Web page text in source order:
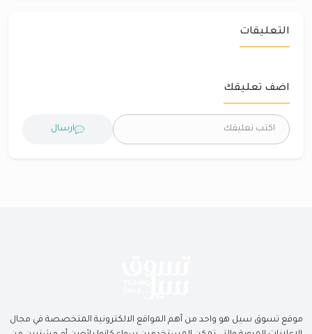
التعليقات
اضف تعليقك
ارسال
موقع تسوق سيل هو واحد من أهم المواقع الالكترونية المتخصصة في مجال